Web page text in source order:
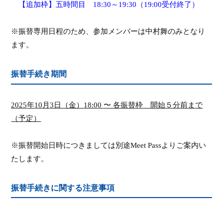
【追加枠】五時間目 18:30～19:30（19:00受付終了）
※振替専用日程のため、参加メンバーは中村舞のみとなり
ます。
振替手続き期間
2025年10 月3 日（金） 18:00 〜 各振替枠 開始５分前まで
（予定）
※振替開始日時につきましては別途Meet Passよりご案内い
たします。
振替手続きに関する注意事項